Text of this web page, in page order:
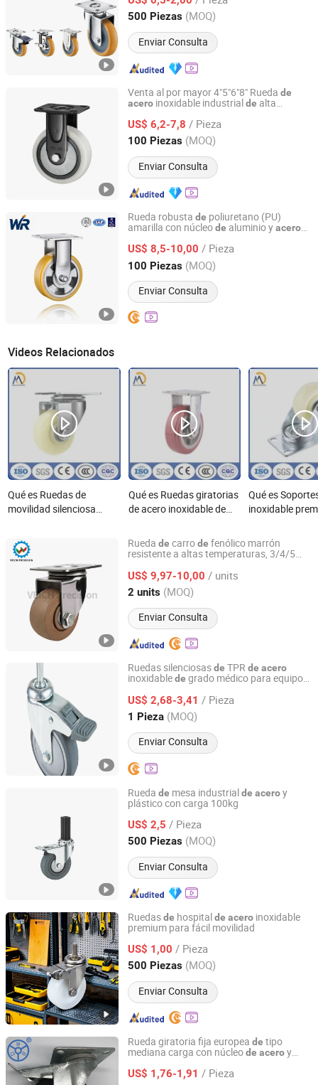
500 Piezas (MOQ)
Enviar Consulta
Guangdong, China Desde 2016
Venta al por mayor 4"5"6"8" Rueda de
acero inoxidable industrialde alta
US$ 6,2-7,8 / Pieza
100 Piezas (MOQ)
Enviar Consulta
Cangzhou Tuya Castor Manufacturing Co., Ltd.
Hebei, China Desde 2025
Rueda robusta de poliuretano (PU)
amarilla con núcleode aluminio yacero
US$ 8,5-10,00 / Pieza
100 Piezas (MOQ)
Enviar Consulta
Tianjin Weirui Technology Co., Ltd.
Tianjin, China Desde 2026
Videos Relacionados
Qué es Ruedas de
movilidad silenciosa
acero inoxidable de alta
resistencia
Qué es Ruedas giratorias
de acero inoxidable de
muebles y uso industrial
Qué es
inoxidable
para utensilios
Rueda de carrode fenólico marrón
resistente a altas temperaturas, 3/4/5
aceroinoxidable, freno giratorio opcional
US$ 9,97-10,00 / units
2 units (MOQ)
Enviar Consulta
Shen Zhen Veich Precision Machinery Co., Ltd.
Guangdong, China Desde 2025
Ruedas silenciosasde TPR de acero
inoxidablede grado médico para equipos
US$ 2,68-3,41 / Pieza
1 Pieza (MOQ)
Enviar Consulta
Guangdong Giessen Hardware Co., Ltd.
Guangdong, China Desde 2017
Rueda de mesa industrialde aceroy
plástico con carga 100kg
US$ 2,5 / Pieza
500 Piezas (MOQ)
Enviar Consulta
Guangdong, China Desde 2010
Ruedasde hospitalde acero inoxidable
premium para fácil movilidad
US$ 1,00 / Pieza
500 Piezas (MOQ)
Enviar Consulta
Zhongshan Flycaster Products Co., Ltd
Guangdong, China Desde 2025
Rueda giratoria fija europea de tipo
mediana carga con núcleode aceroy
US$ 1,76-1,91 / Pieza
Guangzhou Ylcaster Metal Co., Ltd.